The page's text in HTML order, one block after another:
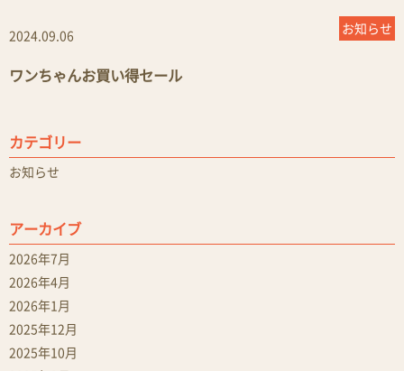
2024.09.06 お知らせ
ワンちゃんお買い得セール
カテゴリー
お知らせ
アーカイブ
2026年7月
2026年4月
2026年1月
2025年12月
2025年10月